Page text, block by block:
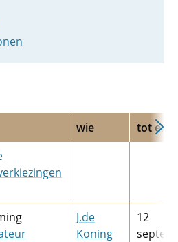
wie
tot en
J.­de
Koning
12